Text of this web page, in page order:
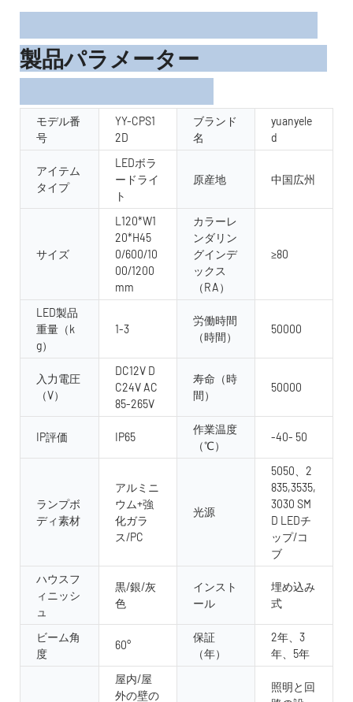
製品パラメーター
モデル番
号
YY-CPS1
2D
ブランド
名
yuanyele
d
アイテム
タイプ
LEDボラ
ードライ
ト
原産地 中国広州
サイズ
L120*W1
20*H45
0/600/10
00/1200
mm
カラーレ
ンダリン
グインデ
ックス
（RA）
≥80
LED製品
重量（k
g）
1-3
労働時間
（時間）
50000
入力電圧
（V）
DC12V D
C24V AC
85-265V
寿命（時
間）
50000
IP評価 IP65
作業温度
（℃）
-40- 50
ランプボ
ディ素材
アルミニ
ウム+強
化ガラ
ス/PC
光源
5050、2
835,3535,
3030 SM
D LEDチ
ップ/コ
ブ
ハウスフ
ィニッシ
ュ
黒/銀/灰
色
インスト
ール
埋め込み
式
ビーム角
度
60°
保証
（年）
2年、3
年、5年
屋内/屋
外の壁の
照明と回